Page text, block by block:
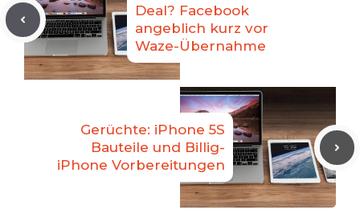
Deal? Facebook
angeblich kurz vor
Waze-Übernahme
Gerüchte: iPhone 5S
Bauteile und Billig-
iPhone Vorbereitungen